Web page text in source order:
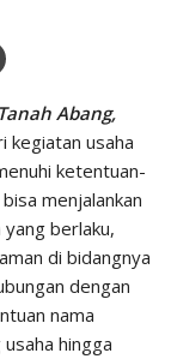
Abang,
kegiatan usaha
ketentuan-
menjalankan
berlaku,
di bidangnya
dengan
nama
hingga